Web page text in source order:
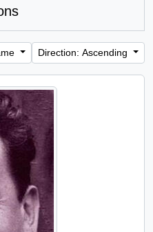
Direction: Ascending